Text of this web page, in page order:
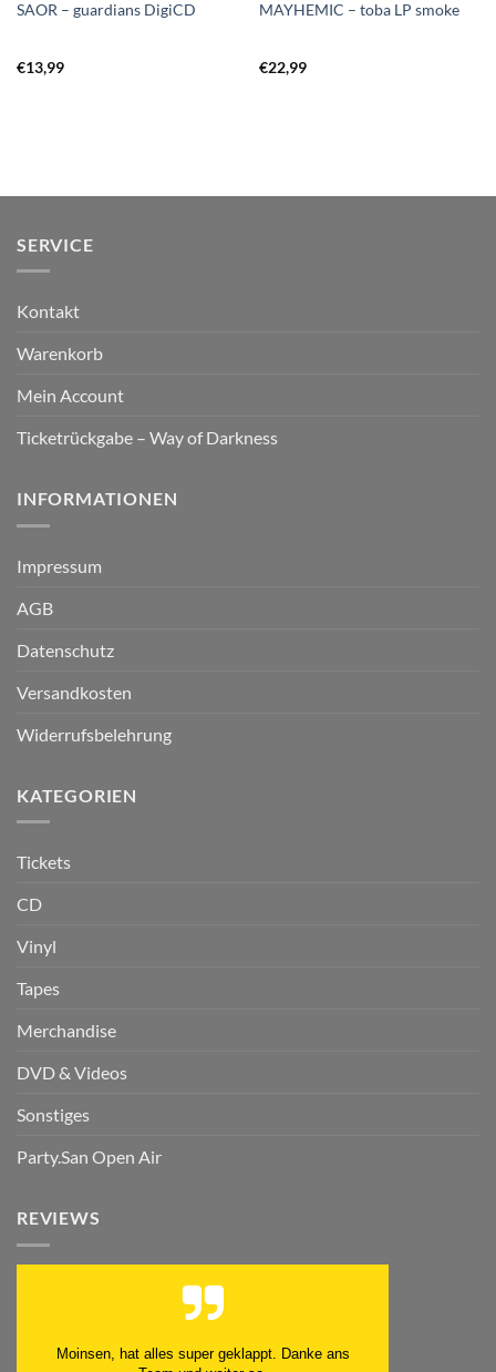
SAOR – guardians DigiCD
€13,99
MAYHEMIC – toba LP smoke
€22,99
SERVICE
Kontakt
Warenkorb
Mein Account
Ticketrückgabe – Way of Darkness
INFORMATIONEN
Impressum
AGB
Datenschutz
Versandkosten
Widerrufsbelehrung
KATEGORIEN
Tickets
CD
Vinyl
Tapes
Merchandise
DVD & Videos
Sonstiges
Party.San Open Air
REVIEWS
Moinsen, hat alles super geklappt. Danke ans